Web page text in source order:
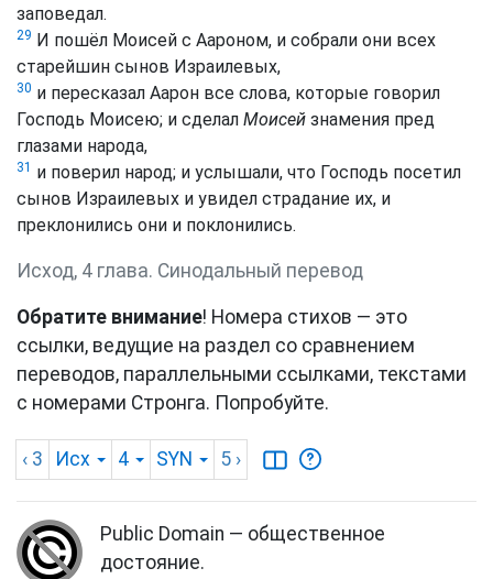
заповедал.
29 И пошёл Моисей с Аароном, и собрали они всех
старейшин сынов Израилевых,
30 и пересказал Аарон все слова, которые говорил
Господь Моисею; и сделал Моисей знамения пред
глазами народа,
31 и поверил народ; и услышали, что Господь посетил
сынов Израилевых и увидел страдание их, и
преклонились они и поклонились.
Исход, 4 глава. Синодальный перевод
Обратите внимание! Номера стихов — это
ссылки, ведущие на раздел со сравнением
переводов, параллельными ссылками, текстами
с номерами Стронга. Попробуйте.
‹ 3 Исх 4 SYN 5 ›
Public Domain — общественное
достояние.